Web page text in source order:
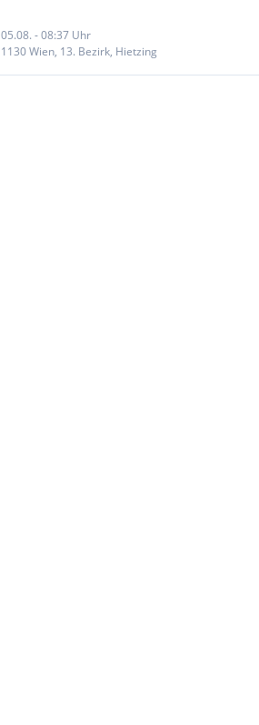
05.08. - 08:37 Uhr
1130 Wien, 13. Bezirk, Hietzing